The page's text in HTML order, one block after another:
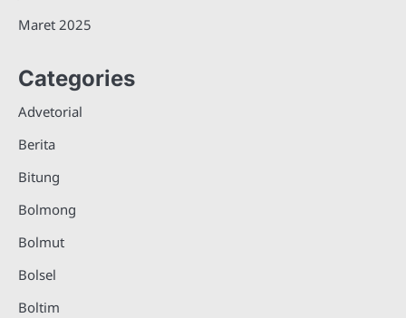
Maret 2025
Categories
Advetorial
Berita
Bitung
Bolmong
Bolmut
Bolsel
Boltim